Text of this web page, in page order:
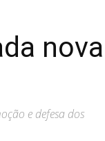
nova
e defesa dos